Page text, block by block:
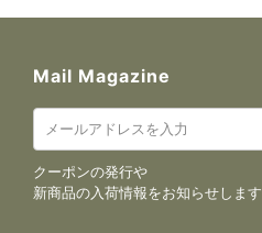
Mail Magazine
クーポンの発行や
新商品の入荷情報をお知らせします